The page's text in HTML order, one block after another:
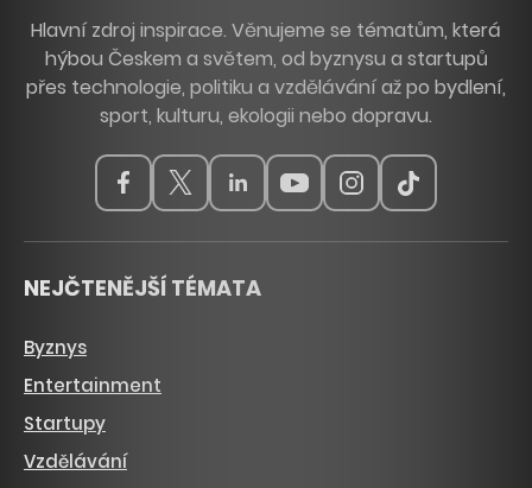
Hlavní zdroj inspirace. Věnujeme se tématům, která
hýbou Českem a světem, od byznysu a startupů
přes technologie, politiku a vzdělávání až po bydlení,
sport, kulturu, ekologii nebo dopravu.
NEJČTENĚJŠÍ TÉMATA
Byznys
Entertainment
Startupy
Vzdělávání